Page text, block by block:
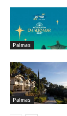
Palmas
Palmas